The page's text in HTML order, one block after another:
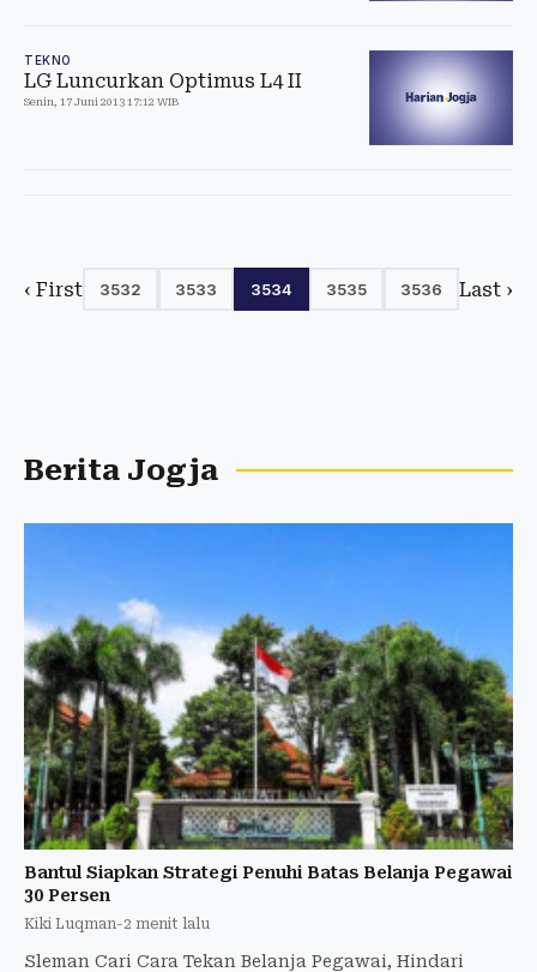
TEKNO
LG Luncurkan Optimus L4 II
Senin, 17 Juni 2013 17:12 WIB
‹ First 3532 3533 3534 3535 3536 Last ›
Berita Jogja
Bantul Siapkan Strategi Penuhi Batas Belanja Pegawai
30 Persen
Kiki Luqman-2 menit lalu
Sleman Cari Cara Tekan Belanja Pegawai, Hindari